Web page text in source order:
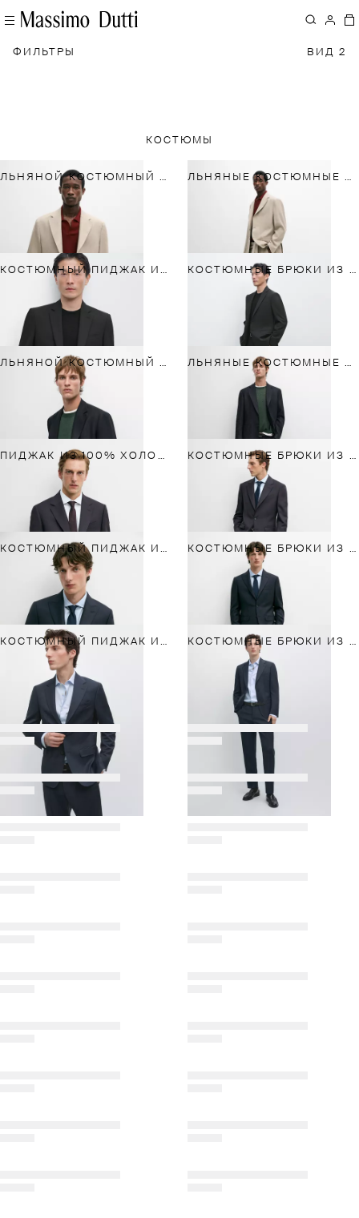
ФИЛЬТРЫ ВИД 2
КОСТЮМЫ
ЛЬНЯНОЙ КОСТЮМНЫЙ ПИДЖАК ЛЬНЯНЫЕ КОСТЮМНЫЕ БРЮКИ
КОСТЮМНЫЙ ПИДЖАК ИЗ ШЕРСТЯНОЙ ТКАНИ КОСТЮМНЫЕ БРЮКИ ИЗ 100% ШЕРСТИ
ЛЬНЯНОЙ КОСТЮМНЫЙ ПИДЖАК ЛЬНЯНЫЕ КОСТЮМНЫЕ БРЮКИ
ПИДЖАК ИЗ 100% ХОЛОДНОЙ ШЕРСТИ КОСТЮМНЫЕ БРЮКИ ИЗ ХОЛОДНОЙ ШЕРСТИ
КОСТЮМНЫЙ ПИДЖАК ИЗ 100% ШЕРСТИ КОСТЮМНЫЕ БРЮКИ ИЗ 100% ШЕРСТИ
КОСТЮМНЫЙ ПИДЖАК ИЗ ШЕРСТЯНОЙ ТКАНИ КОСТЮМНЫЕ БРЮКИ ИЗ ШЕРСТЯНОЙ ТКАНИ